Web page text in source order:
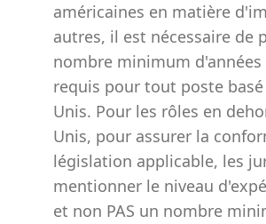
américaines en matière
autres, il est nécessaire de
nombre minimum d'années
requis pour tout poste
Unis. Pour les rôles en
Unis, pour assurer la
législation applicable, les
mentionner le niveau
et non PAS un nombre